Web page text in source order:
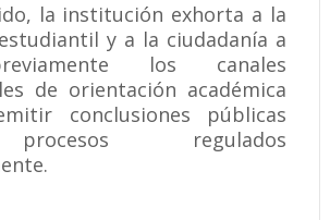
la institución exhorta a la
y a la ciudadanía a
los canales
de orientación académica
conclusiones públicas
regulados